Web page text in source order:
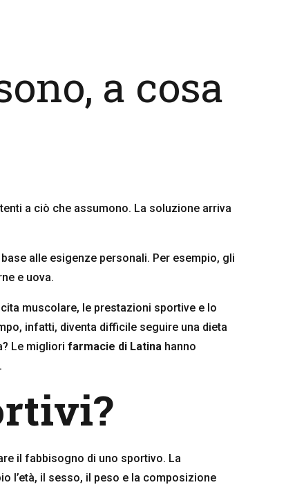
a cosa
a ciò che assumono. La soluzione arriva
alle esigenze personali. Per esempio, gli
e uova.
muscolare, le prestazioni sportive e lo
infatti, diventa difficile seguire una dieta
Le migliori farmacie di Latina hanno
il fabbisogno di uno sportivo. La
l’età, il sesso, il peso e la composizione